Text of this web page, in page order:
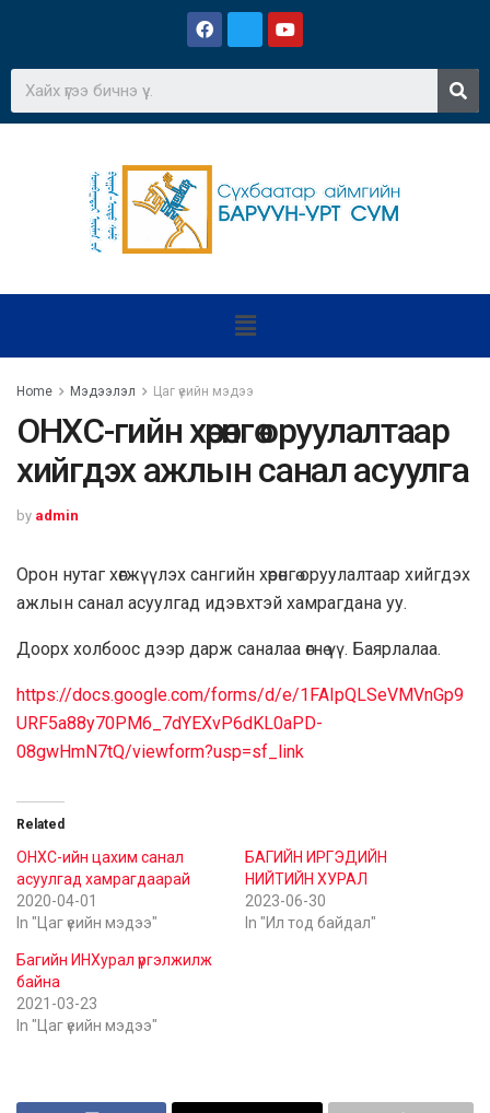
Home Мэдээлэл Цаг үеийн мэдээ
ОНХС-гийн хөрөнгө оруулалтаар
хийгдэх ажлын санал асуулга
by admin
Орон нутаг хөгжүүлэх сангийн хөрөнгө оруулалтаар хийгдэх
ажлын санал асуулгад идэвхтэй хамрагдана уу.
Доорх холбоос дээр дарж саналаа өгнө үү. Баярлалаа.
https://docs.google.com/forms/d/e/1FAIpQLSeVMVnGp9
URF5a88y70PM6_7dYEXvP6dKL0aPD-
08gwHmN7tQ/viewform?usp=sf_link
Related
ОНХС-ийн цахим санал
асуулгад хамрагдаарай
2020-04-01
In "Цаг үеийн мэдээ"
БАГИЙН ИРГЭДИЙН
НИЙТИЙН ХУРАЛ
2023-06-30
In "Ил тод байдал"
Багийн ИНХурал үргэлжилж
байна
2021-03-23
In "Цаг үеийн мэдээ"